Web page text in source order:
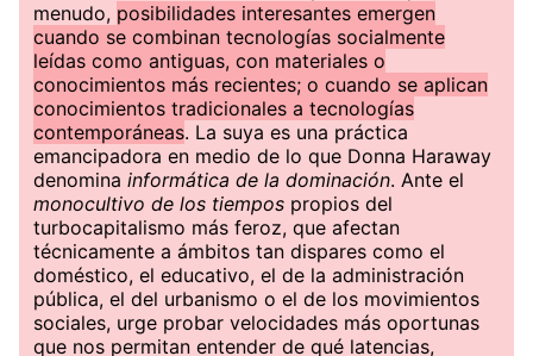
menudo, posibilidades interesantes emergen
cuando se combinan tecnologías socialmente
leídas como antiguas, con materiales o
conocimientos más recientes; o cuando se aplican
conocimientos tradicionales a tecnologías
contemporáneas. La suya es una práctica
emancipadora en medio de lo que Donna Haraway
denomina informática de la dominación. Ante el
monocultivo de los tiempos propios del
turbocapitalismo más feroz, que afectan
técnicamente a ámbitos tan dispares como el
doméstico, el educativo, el de la administración
pública, el del urbanismo o el de los movimientos
sociales, urge probar velocidades más oportunas
que nos permitan entender de qué latencias,